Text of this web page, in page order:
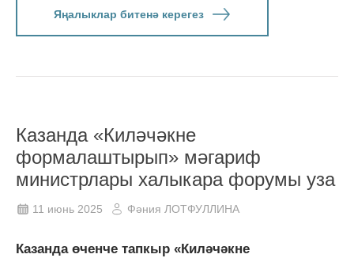
Яңалыклар битенә керегез
Казанда «Киләчәкне
формалаштырып» мәгариф
министрлары халыкара форумы уза
11 июнь 2025 Фәния ЛОТФУЛЛИНА
Казанда өченче тапкыр «Киләчәкне